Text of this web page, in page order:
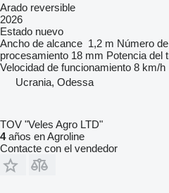
Arado reversible
2026
Estado nuevo
Ancho de alcance 1,2 m Número
procesamiento 18 mm Potencia del
Velocidad de funcionamiento 8 km/h
Ucrania, Odessa
TOV "Veles Agro LTD"
4años en Agroline
Contacte con el vendedor